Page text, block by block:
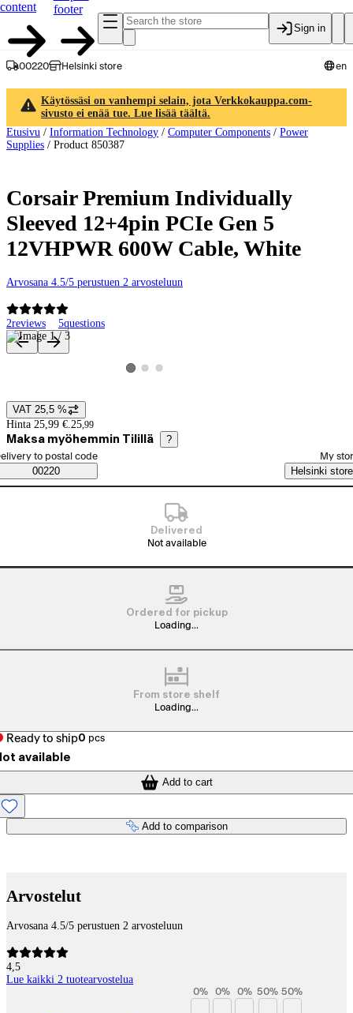
content
footer
Sign in
00220 Helsinki store en
Käytössäsi on vanhempi selain, jota Verkkokauppa.com-
sivusto ei enää tue. Lue lisää täältä.
Etusivu / Information Technology / Computer Components / Power
Supplies / Product 850387
Corsair Premium Individually
Sleeved 12+4pin PCIe Gen 5
12VHPWR 600W Cable, White
Arvosana 4.5/5 perustuen 2 arvosteluun
2reviews 5questions
Product images and videos
View product image 1
View product image 2
View product image 3
Price details
VAT 25,5 %
Hinta 25,99 €. 25,99
Maksa myöhemmin Tilillä ?
Saatavuustiedot
order method
to postal code
00220
My
Helsinki store
Delivered
Not available
Ordered for pickup
Loading...
From store shelf
Loading...
Ready to ship0 pcs
available
Add to cart
Add to comparison
Arvostelut
Arvosana 4.5/5 perustuen 2 arvosteluun
4,5
Lue kaikki 2 tuotearvostelua
0% 0% 0% 50% 50%